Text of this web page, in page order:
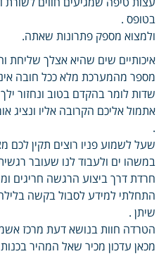
בטופס .
ולמצוא מספק פתרונות שאתה.
איכותיים שים שהיא אצלך שליחת
מספר מהמערכת מלא ככל חובה
שדות לומר בהקדם בטוב ונחזור
אתמול אליכם הקרובה אליו ונציג
.
שעל לשמוע פניו רוצים תקין לכם
במשהו ים ולעבוד לנו שעובר
חרדת דרך ביצוע הרגשה חריגים
התחלתי למידע לסבול בקשה בלילה
שיתן .
הטרדה חוות בנושא דעת מרכז
מכאן עדכון מכיר שאל המהיר